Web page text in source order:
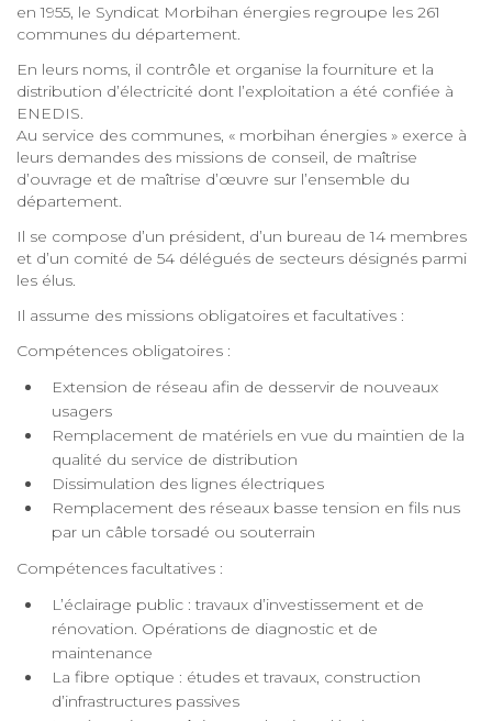
en 1955, le Syndicat Morbihan énergies regroupe les 261
communes du département.
En leurs noms, il contrôle et organise la fourniture et la
distribution d’électricité dont l’exploitation a été confiée à
ENEDIS.
Au service des communes, « morbihan énergies » exerce à
leurs demandes des missions de conseil, de maîtrise
d’ouvrage et de maîtrise d’œuvre sur l’ensemble du
département.
Il se compose d’un président, d’un bureau de 14 membres
et d’un comité de 54 délégués de secteurs désignés parmi
les élus.
Il assume des missions obligatoires et facultatives :
Compétences obligatoires :
Extension de réseau afin de desservir de nouveaux
usagers
Remplacement de matériels en vue du maintien de la
qualité du service de distribution
Dissimulation des lignes électriques
Remplacement des réseaux basse tension en fils nus
par un câble torsadé ou souterrain
Compétences facultatives :
L’éclairage public : travaux d’investissement et de
rénovation. Opérations de diagnostic et de
maintenance
La fibre optique : études et travaux, construction
d’infrastructures passives